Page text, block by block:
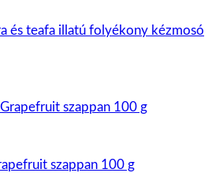
és teafa illatú folyékony kézmosó
szappan 100 g